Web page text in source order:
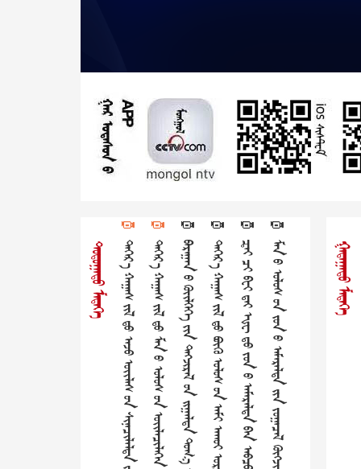
 
3 3 3 3 3 3
             